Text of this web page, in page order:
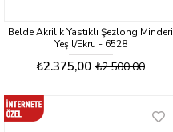
Belde Akrilik Yastıklı Şezlong Minderi
Yeşil/Ekru - 6528
₺2.375,00 ₺2.500,00